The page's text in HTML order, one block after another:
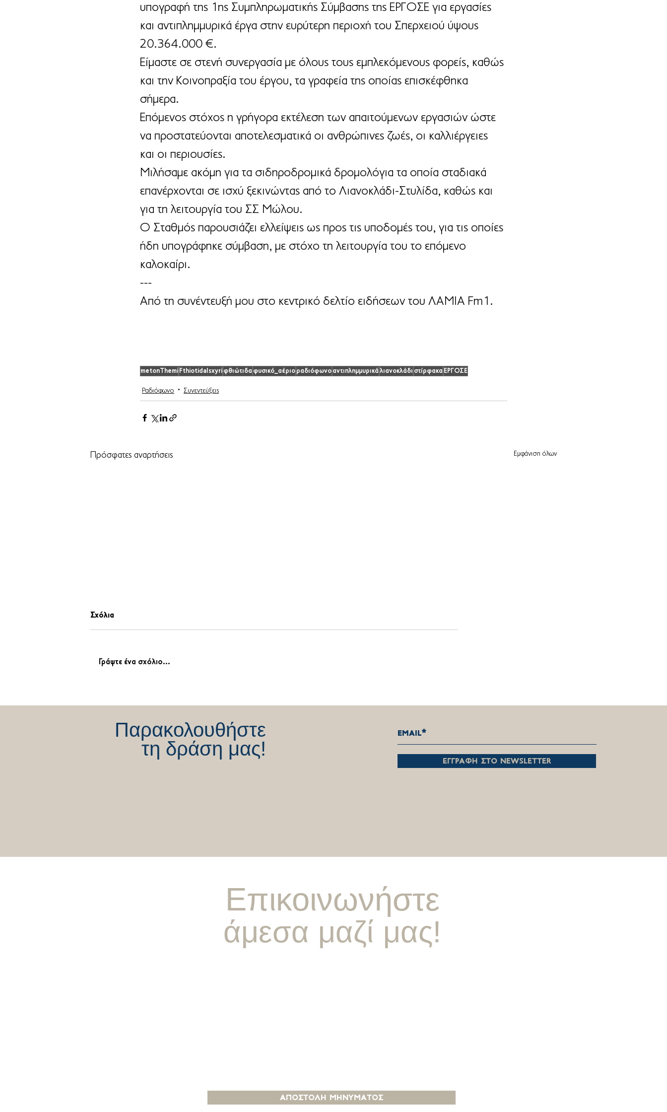
υπογραφή της 1ης Συμπληρωματικής Σύμβασης της ΕΡΓΟΣΕ για εργασίες
και αντιπλημμυρικά έργα στην ευρύτερη περιοχή του Σπερχειού ύψους
20.364.000 €.
Είμαστε σε στενή συνεργασία με όλους τους εμπλεκόμενους φορείς, καθώς
και την Κοινοπραξία του έργου, τα γραφεία της οποίας επισκέφθηκα
σήμερα.
Επόμενος στόχος η γρήγορα εκτέλεση των απαιτούμενων εργασιών ώστε
να προστατεύονται αποτελεσματικά οι ανθρώπινες ζωές, οι καλλιέργειες
και οι περιουσίες.
Μιλήσαμε ακόμη για τα σιδηροδρομικά δρομολόγια τα οποία σταδιακά
επανέρχονται σε ισχύ ξεκινώντας από το Λιανοκλάδι-Στυλίδα, καθώς και
για τη λειτουργία του ΣΣ Μώλου.
Ο Σταθμός παρουσιάζει ελλείψεις ως προς τις υποδομές του, για τις οποίες
ήδη υπογράφηκε σύμβαση, με στόχο τη λειτουργία του το επόμενο
καλοκαίρι.
---
Από τη συνέντευξή μου στο κεντρικό δελτίο ειδήσεων του ΛΑΜΙΑ Fm1.
metonThemi FthiotidaIsxyri φθιώτιδα φυσικό_αέριο ραδιόφωνο αντιπλημμυρικά λιανοκλάδι στίρφακα ΕΡΓΟΣΕ
Ραδιόφωνο Συνεντεύξεις
Πρόσφατες αναρτήσεις Εμφάνιση όλων
Σχόλια
Γράψτε ένα σχόλιο...
τη δράση μας!
Παρακολουθήστε
εγγραφη στο newsletter
άμεσα μαζί μας!
Επικοινωνήστε
αποστολη μηνυματοσ